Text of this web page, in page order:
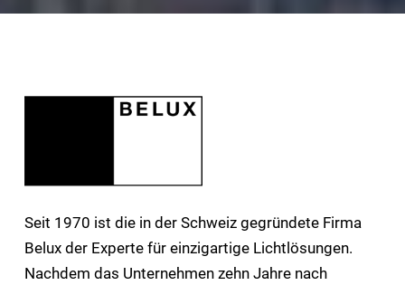
Seit 1970 ist die in der Schweiz gegründete Firma
Belux der Experte für einzigartige Lichtlösungen.
Nachdem das Unternehmen zehn Jahre nach